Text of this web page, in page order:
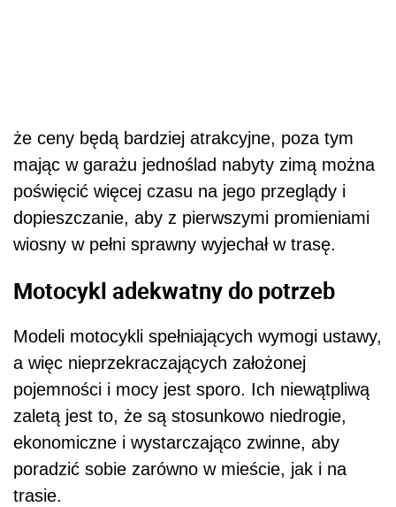
że ceny będą bardziej atrakcyjne, poza tym
mając w garażu jednoślad nabyty zimą można
poświęcić więcej czasu na jego przeglądy i
dopieszczanie, aby z pierwszymi promieniami
wiosny w pełni sprawny wyjechał w trasę.
Motocykl adekwatny do potrzeb
Modeli motocykli spełniających wymogi ustawy,
a więc nieprzekraczających założonej
pojemności i mocy jest sporo. Ich niewątpliwą
zaletą jest to, że są stosunkowo niedrogie,
ekonomiczne i wystarczająco zwinne, aby
poradzić sobie zarówno w mieście, jak i na
trasie.